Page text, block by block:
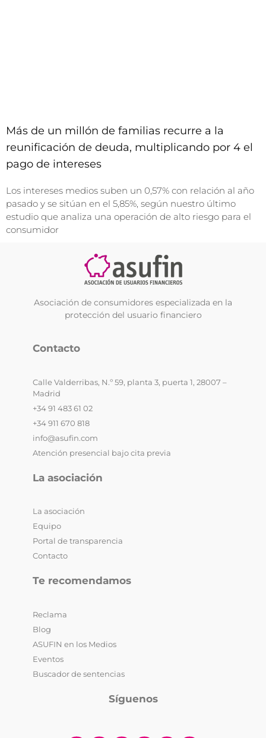
Más de un millón de familias recurre a la
reunificación de deuda, multiplicando por 4 el
pago de intereses
Los intereses medios suben un 0,57% con relación al año
pasado y se sitúan en el 5,85%, según nuestro último
estudio que analiza una operación de alto riesgo para el
consumidor
Asociación de consumidores especializada en la
protección del usuario financiero
Contacto
Calle Valderribas, N.º 59, planta 3, puerta 1, 28007 –
Madrid
+34 91 483 61 02
+34 911 670 818
info@asufin.com
Atención presencial bajo cita previa
La asociación
La asociación
Equipo
Portal de transparencia
Contacto
Te recomendamos
Reclama
Blog
ASUFIN en los Medios
Eventos
Buscador de sentencias
Síguenos